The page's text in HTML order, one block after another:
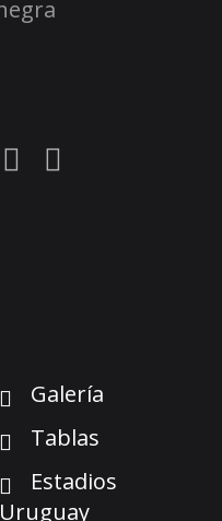
Galería
Tablas
Estadios
Uruguay